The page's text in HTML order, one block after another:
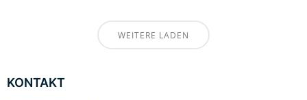
WEITERE LADEN
KONTAKT